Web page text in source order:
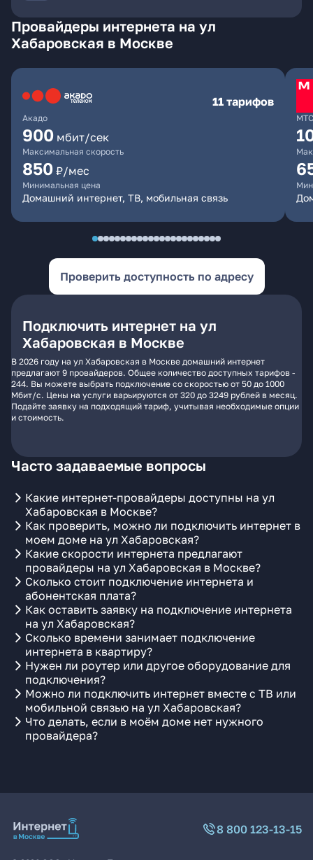
Провайдеры интернета на ул
Хабаровская в Москве
Акадо
11 тарифов
900 мбит/сек
Максимальная скорость
850 ₽/мес
Минимальная цена
Домашний интернет, ТВ, мобильная связь
МТС
Проверить доступность по адресу
Подключить интернет на ул
Хабаровская в Москве
В 2026 году на ул Хабаровская в Москве домашний интернет
предлагают 9 провайдеров. Общее количество доступных тарифов -
244. Вы можете выбрать подключение со скоростью от 50 до 1000
Мбит/с. Цены на услуги варьируются от 320 до 3249 рублей в месяц.
Подайте заявку на подходящий тариф, учитывая необходимые опции
и стоимость.
Часто задаваемые вопросы
Какие интернет-провайдеры доступны на ул
Хабаровская в Москве?
Как проверить, можно ли подключить интернет в
моем доме на ул Хабаровская?
Какие скорости интернета предлагают
провайдеры на ул Хабаровская в Москве?
Сколько стоит подключение интернета и
абонентская плата?
Как оставить заявку на подключение интернета
на ул Хабаровская?
Сколько времени занимает подключение
интернета в квартиру?
Нужен ли роутер или другое оборудование для
подключения?
Можно ли подключить интернет вместе с ТВ или
мобильной связью на ул Хабаровская?
Что делать, если в моём доме нет нужного
провайдера?
8 800 123-13-15